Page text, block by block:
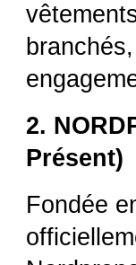
2.
Présent)
Fondée